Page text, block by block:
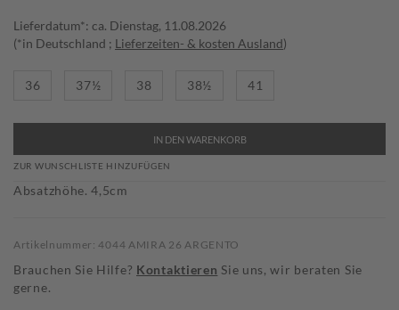
Lieferdatum*: ca. Dienstag, 11.08.2026
(*in Deutschland ; Lieferzeiten- & kosten Ausland)
36 37½ 38 38½ 41
IN DEN WARENKORB
ZUR WUNSCHLISTE HINZUFÜGEN
Absatzhöhe. 4,5cm
Artikelnummer: 4044 AMIRA 26 ARGENTO
Brauchen Sie Hilfe? Kontaktieren Sie uns, wir beraten Sie
gerne.